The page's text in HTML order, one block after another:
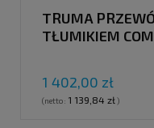
TRUMA
TŁUMIKIEM
1 402,00 zł
(netto: 1 139,84 zł)